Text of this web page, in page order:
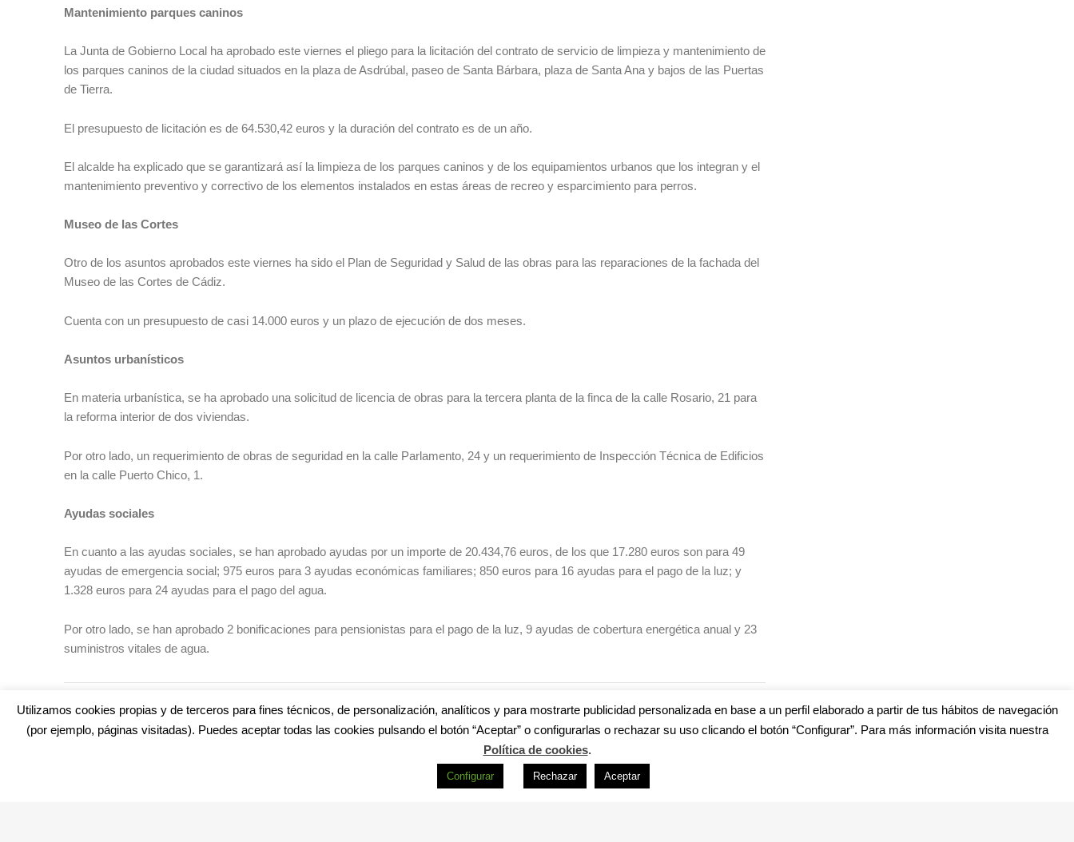
Mantenimiento parques caninos
La Junta de Gobierno Local ha aprobado este viernes el pliego para la licitación del contrato de servicio de limpieza y mantenimiento de
los parques caninos de la ciudad situados en la plaza de Asdrúbal, paseo de Santa Bárbara, plaza de Santa Ana y bajos de las Puertas
de Tierra.
El presupuesto de licitación es de 64.530,42 euros y la duración del contrato es de un año.
El alcalde ha explicado que se garantizará así la limpieza de los parques caninos y de los equipamientos urbanos que los integran y el
mantenimiento preventivo y correctivo de los elementos instalados en estas áreas de recreo y esparcimiento para perros.
Museo de las Cortes
Otro de los asuntos aprobados este viernes ha sido el Plan de Seguridad y Salud de las obras para las reparaciones de la fachada del
Museo de las Cortes de Cádiz.
Cuenta con un presupuesto de casi 14.000 euros y un plazo de ejecución de dos meses.
Asuntos urbanísticos
En materia urbanística, se ha aprobado una solicitud de licencia de obras para la tercera planta de la finca de la calle Rosario, 21 para
la reforma interior de dos viviendas.
Por otro lado, un requerimiento de obras de seguridad en la calle Parlamento, 24 y un requerimiento de Inspección Técnica de Edificios
en la calle Puerto Chico, 1.
Ayudas sociales
En cuanto a las ayudas sociales, se han aprobado ayudas por un importe de 20.434,76 euros, de los que 17.280 euros son para 49
ayudas de emergencia social; 975 euros para 3 ayudas económicas familiares; 850 euros para 16 ayudas para el pago de la luz; y
1.328 euros para 24 ayudas para el pago del agua.
Por otro lado, se han aprobado 2 bonificaciones para pensionistas para el pago de la luz, 9 ayudas de cobertura energética anual y 23
suministros vitales de agua.
Utilizamos cookies propias y de terceros para fines técnicos, de personalización, analíticos y para mostrarte publicidad personalizada en base a un perfil elaborado a partir de tus hábitos de navegación
(por ejemplo, páginas visitadas). Puedes aceptar todas las cookies pulsando el botón “Aceptar” o configurarlas o rechazar su uso clicando el botón “Configurar”. Para más información visita nuestra
Política de cookies.
Configurar Rechazar Aceptar